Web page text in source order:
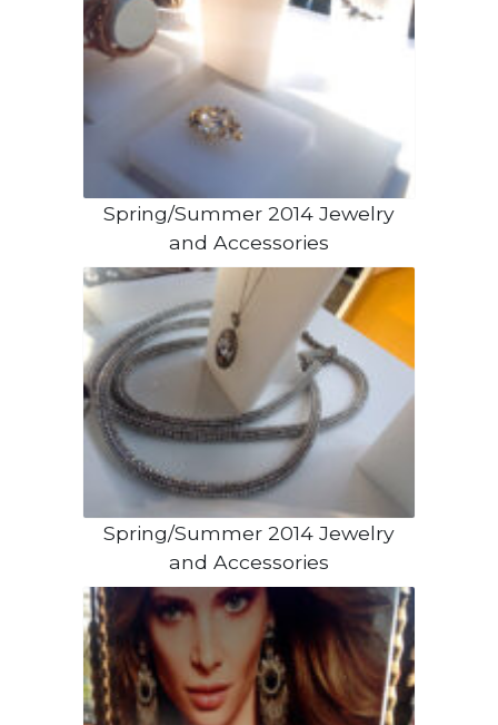
Spring/Summer 2014 Jewelry
and Accessories
Spring/Summer 2014 Jewelry
and Accessories